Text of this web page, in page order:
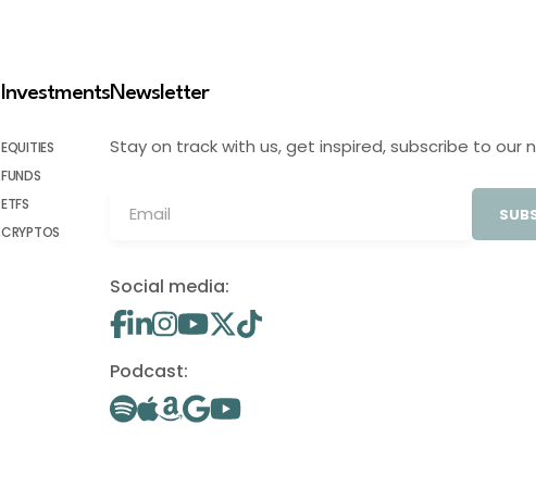
Investments
EQUITIES
FUNDS
ETFS
CRYPTOS
Newsletter
Stay on track with us, get inspired, subscribe to our
Social media:
Podcast: